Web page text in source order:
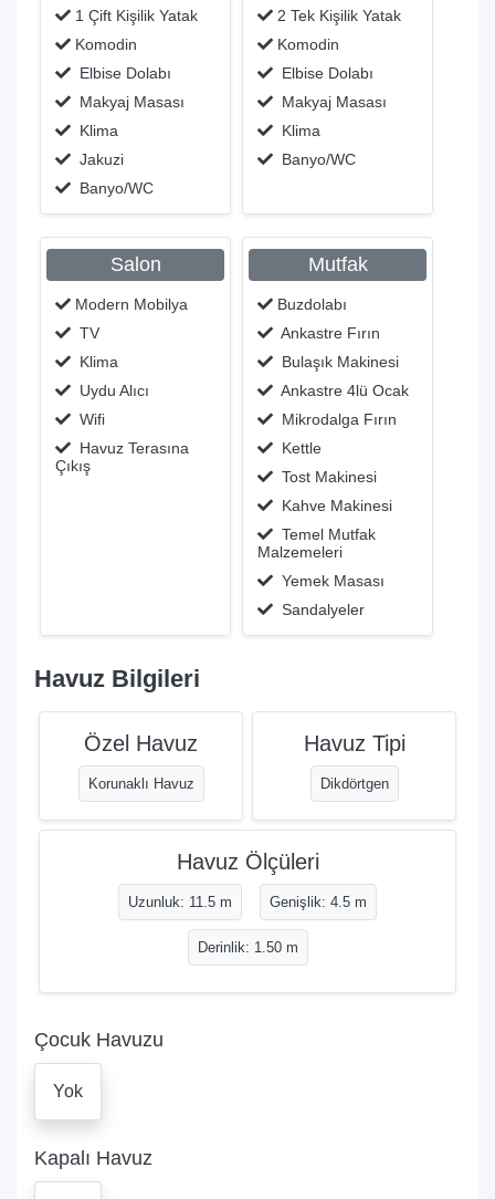
1 Çift Kişilik Yatak
Komodin
Elbise Dolabı
Makyaj Masası
Klima
Jakuzi
Banyo/WC
2 Tek Kişilik Yatak
Komodin
Elbise Dolabı
Makyaj Masası
Klima
Banyo/WC
Salon
Modern Mobilya
TV
Klima
Uydu Alıcı
Wifi
Havuz Terasına
Çıkış
Mutfak
Buzdolabı
Ankastre Fırın
Bulaşık Makinesi
Ankastre 4lü Ocak
Mikrodalga Fırın
Kettle
Tost Makinesi
Kahve Makinesi
Temel Mutfak
Malzemeleri
Yemek Masası
Sandalyeler
Havuz Bilgileri
Özel Havuz
Korunaklı Havuz
Havuz Tipi
Dikdörtgen
Havuz Ölçüleri
Uzunluk: 11.5 m Genişlik: 4.5 m
Derinlik: 1.50 m
Çocuk Havuzu
Yok
Kapalı Havuz